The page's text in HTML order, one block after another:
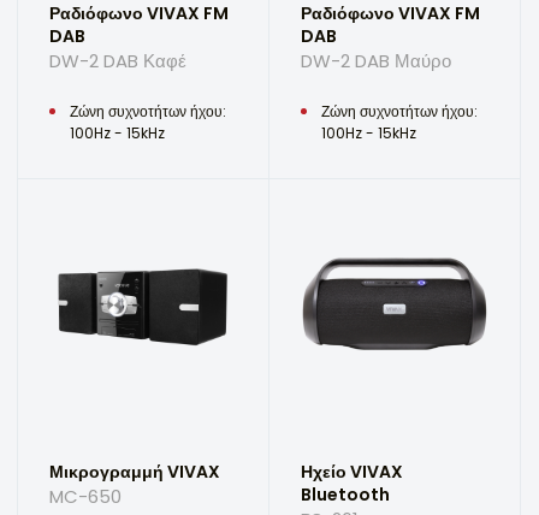
Ραδιόφωνο VIVAX FM
DAB
DW-2 DAB Καφέ
Ζώνη συχνοτήτων ήχου:
100Hz - 15kHz
Ραδιόφωνο VIVAX FM
DAB
DW-2 DAB Μαύρο
Ζώνη συχνοτήτων ήχου:
100Hz - 15kHz
Μικρογραμμή VIVAX
MC-650
Ηχείο VIVAX
Bluetooth